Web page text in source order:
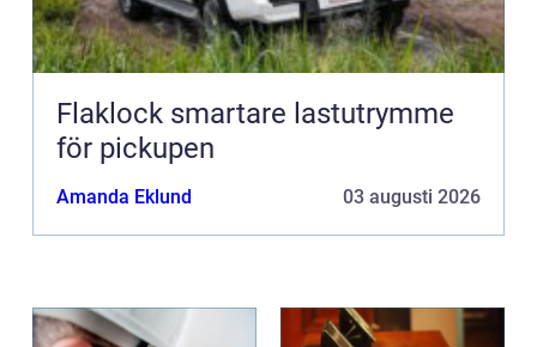
Flaklock smartare lastutrymme
för pickupen
Amanda Eklund 03 augusti 2026